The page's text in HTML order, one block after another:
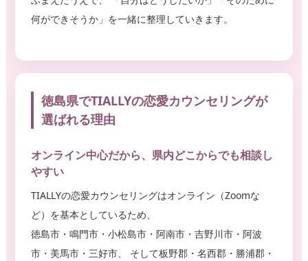
何ができそうか」を一緒に整理していきます。
徳島県でTIALLYの恋愛カウンセリングが
選ばれる理由
オンライン中心だから、県内どこからでも相談し
やすい
TIALLYの恋愛カウンセリングはオンライン（Zoomな
ど）を基本としているため、
徳島市・鳴門市・小松島市・阿南市・吉野川市・阿波
市・美馬市・三好市、 そして板野郡・名西郡・勝浦郡・